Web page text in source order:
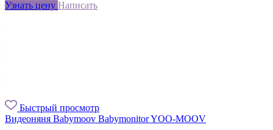
Узнать цену Написать
Быстрый просмотр
Видеоняня Babymoov Babymonitor YOO-MOOV